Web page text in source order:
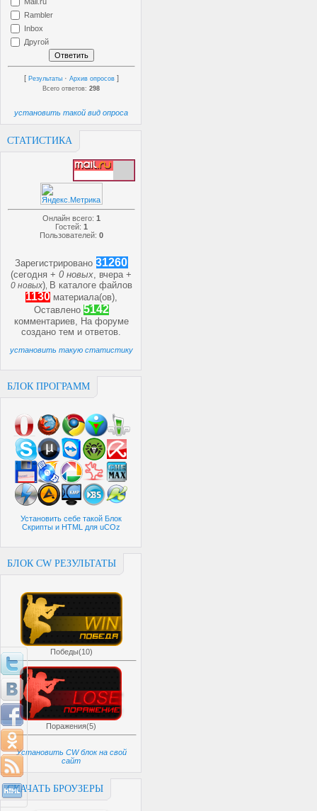
Mail.ru
Rambler
Inbox
Другой
[ Результаты · Архив опросов ]
Всего ответов:298
установить такой вид опроса
СТАТИСТИКА
Онлайн всего: 1
Гостей: 1
Пользователей: 0
Зарегистрировано 31260
(сегодня +0 новых, вчера +
0 новых) В каталоге файлов
1130 материала(ов),
Оставлено 5142
комментариев, На форуме
созданотем иответов.
установить такую статистику
БЛОК ПРОГРАММ
Установить себе такой Блок
Скрипты и HTML для uCOz
БЛОК CW РЕЗУЛЬТАТЫ
Победы(10)
Поражения(5)
Установить CW блок на свой
сайт
СКАЧАТЬ БРОУЗЕРЫ